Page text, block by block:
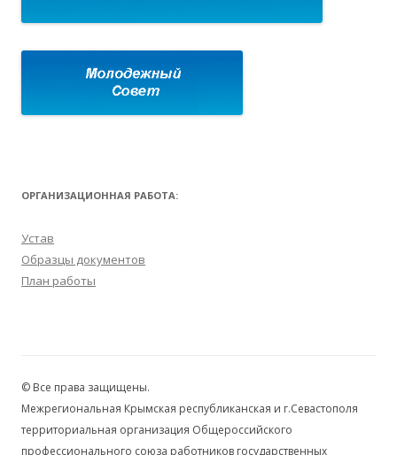
ОРГАНИЗАЦИОННАЯ РАБОТА:
Устав
Образцы документов
План работы
© Все права защищены.
Межрегиональная Крымская республиканская и г.Севастополя
территориальная организация Общероссийского
профессионального союза работников государственных